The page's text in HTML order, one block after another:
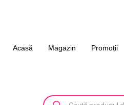
Acasă Magazin Promoții